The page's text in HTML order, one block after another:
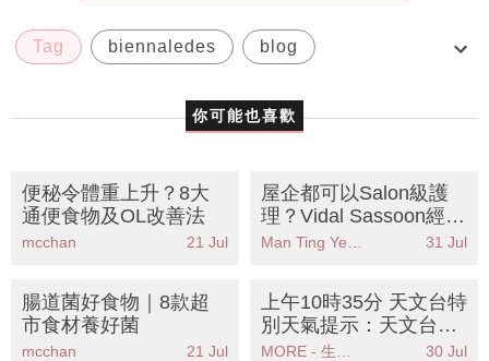
Tag biennaledes blog
你可能也喜歡
便秘令體重上升？8大
通便食物及OL改善法
mcchan 21 Jul
屋企都可以Salon級護
理？Vidal Sassoon經典
系列全面升級配方KO各
Man Ting Yeung 31 Jul
腸道菌好食物｜8款超
市食材養好菌
mcchan 21 Jul
上午10時35分 天文台特
別天氣提示：天文台發
出特別天氣提示香港廣
30 Jul